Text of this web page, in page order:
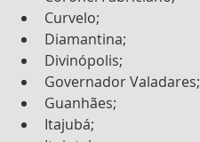
Curvelo;
Diamantina;
Divinópolis;
Governador Valadares;
Guanhães;
Itajubá;